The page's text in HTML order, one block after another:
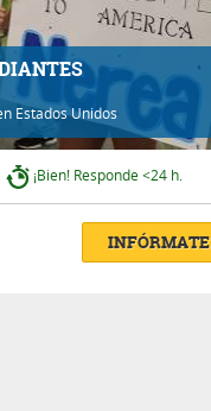
Estados Unidos
¡Bien! Responde <24 h.
INFÓRMATE